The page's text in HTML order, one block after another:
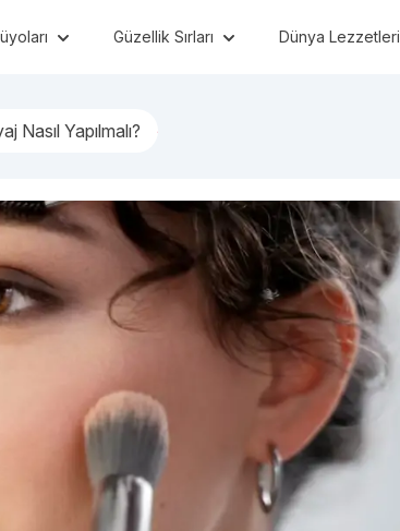
Güzellik Sırları Dünya Lezzetleri
Nasıl Yapılmalı?